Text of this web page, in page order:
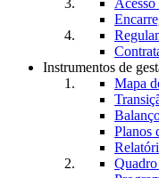
Instrumentos de
Mapa
Planos